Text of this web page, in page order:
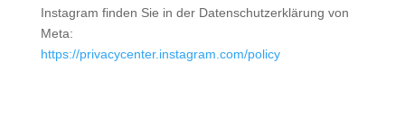
Instagram finden Sie in der Datenschutzerklärung von
Meta:
https://privacycenter.instagram.com/policy